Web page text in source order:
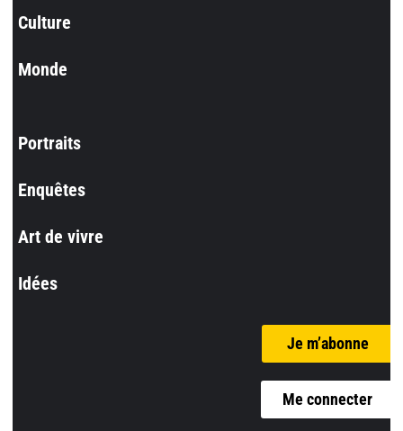
Culture
Monde
Portraits
Enquêtes
Art de vivre
Idées
Je m’abonne
Me connecter